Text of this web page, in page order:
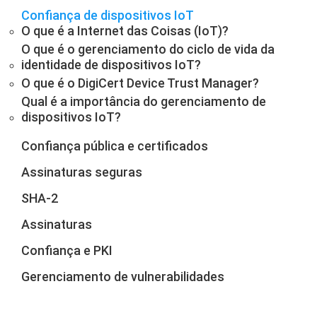
Confiança de dispositivos IoT
O que é a Internet das Coisas (IoT)?
O que é o gerenciamento do ciclo de vida da
identidade de dispositivos IoT?
O que é o DigiCert Device Trust Manager?
Qual é a importância do gerenciamento de
dispositivos IoT?
Confiança pública e certificados
Assinaturas seguras
SHA-2
Assinaturas
Confiança e PKI
Gerenciamento de vulnerabilidades